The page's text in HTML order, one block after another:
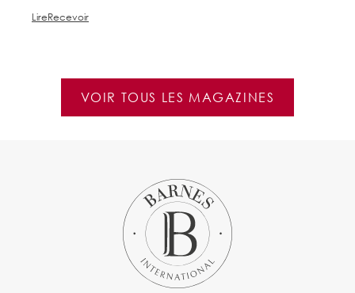
LireRecevoir
VOIR TOUS LES MAGAZINES